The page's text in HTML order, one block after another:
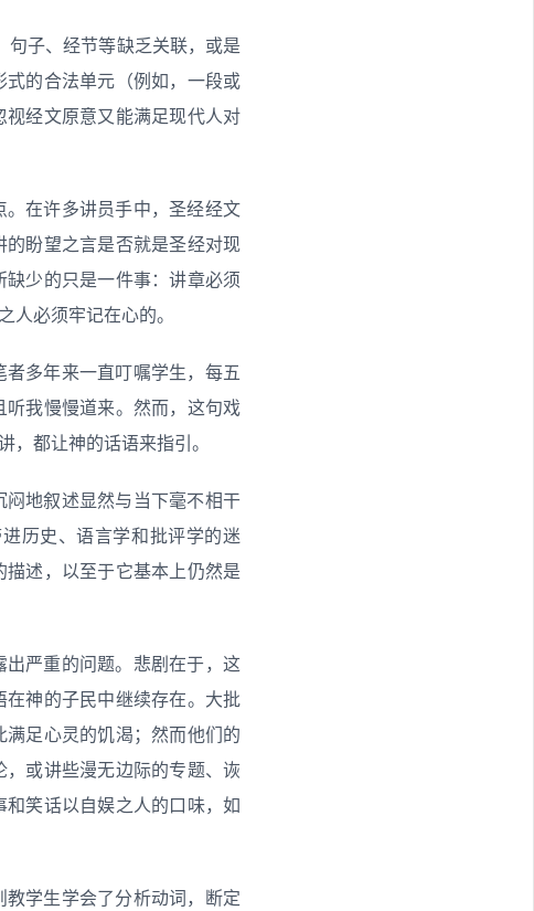
句子、经节等缺乏关联，或是
的合法单元（例如，一段或
经文原意又能满足现代人对
在许多讲员手中，圣经经文
盼望之言是否就是圣经对现
少的只是一件事：讲章必须
必须牢记在心的。
多年来一直叮嘱学生，每五
我慢慢道来。然而，这句戏
都让神的话语来指引。
地叙述显然与当下毫不相干
历史、语言学和批评学的迷
述，以至于它基本上仍然是
严重的问题。悲剧在于，这
神的子民中继续存在。大批
足心灵的饥渴；然而他们的
或讲些漫无边际的专题、诙
笑话以自娱之人的口味，如
学生学会了分析动词，断定